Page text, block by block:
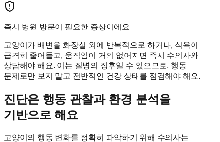
즉시 병원 방문이 필요한 증상이에요
고양이가 배변을 화장실 외에 반복적으로 하거나, 식욕이
급격히 줄어들고, 움직임이 거의 없어지면 즉시 수의사와
상담해야 해요. 이는 질병의 징후일 수 있으므로, 행동
문제로만 보지 말고 전반적인 건강 상태를 점검해야 해요.
진단은 행동 관찰과 환경 분석을
기반으로 해요
고양이의 행동 변화를 정확히 파악하기 위해 수의사는